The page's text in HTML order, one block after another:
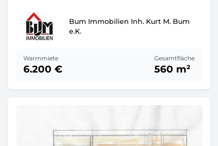
Bum Immobilien Inh. Kurt M. Bum
e.K.
Warmmiete
6.200 €
Gesamtfläche
560 m²